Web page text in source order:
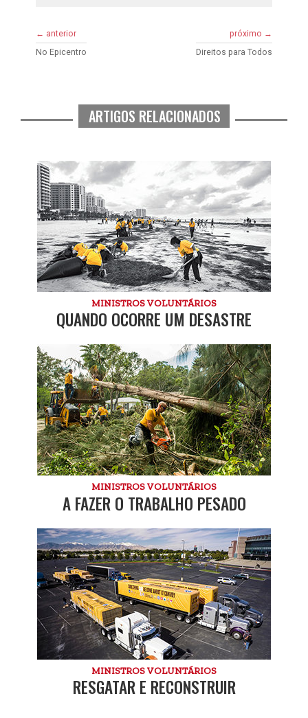
← anterior
No Epicentro
próximo →
Direitos para Todos
ARTIGOS RELACIONADOS
MINISTROS VOLUNTÁRIOS
QUANDO OCORRE UM DESASTRE
MINISTROS VOLUNTÁRIOS
A FAZER O TRABALHO PESADO
MINISTROS VOLUNTÁRIOS
RESGATAR E RECONSTRUIR